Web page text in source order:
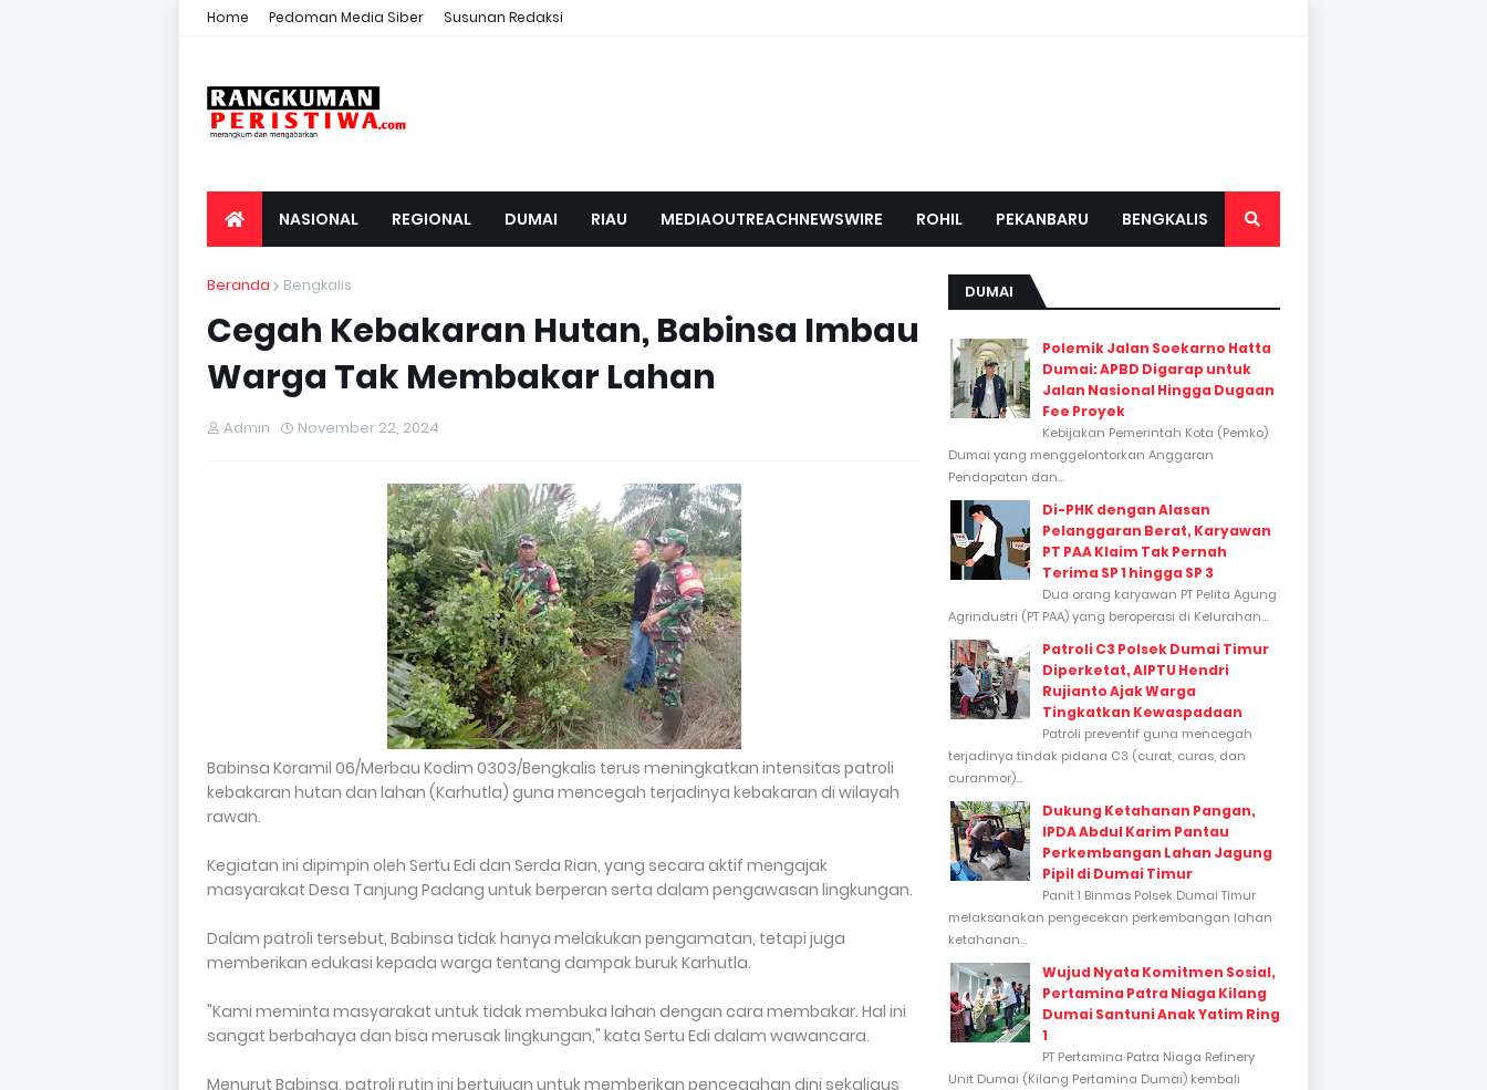
Home Pedoman Media Siber Susunan Redaksi
NASIONAL REGIONAL DUMAI RIAU MEDIAOUTREACHNEWSWIRE ROHIL PEKANBARU BENGKALIS
Beranda Bengkalis
Cegah Kebakaran Hutan, Babinsa Imbau
Warga Tak Membakar Lahan
Admin November 22, 2024
Babinsa Koramil 06/Merbau Kodim 0303/Bengkalis terus meningkatkan intensitas patroli
kebakaran hutan dan lahan (Karhutla) guna mencegah terjadinya kebakaran di wilayah
rawan.
Kegiatan ini dipimpin oleh Sertu Edi dan Serda Rian, yang secara aktif mengajak
masyarakat Desa Tanjung Padang untuk berperan serta dalam pengawasan lingkungan.
Dalam patroli tersebut, Babinsa tidak hanya melakukan pengamatan, tetapi juga
memberikan edukasi kepada warga tentang dampak buruk Karhutla.
"Kami meminta masyarakat untuk tidak membuka lahan dengan cara membakar. Hal ini
sangat berbahaya dan bisa merusak lingkungan," kata Sertu Edi dalam wawancara.
Menurut Babinsa, patroli rutin ini bertujuan untuk memberikan pencegahan dini sekaligus
DUMAI
Polemik Jalan Soekarno Hatta
Dumai: APBD Digarap untuk
Jalan Nasional Hingga Dugaan
Fee Proyek
Kebijakan Pemerintah Kota (Pemko)
Dumai yang menggelontorkan Anggaran
Pendapatan dan...
Di-PHK dengan Alasan
Pelanggaran Berat, Karyawan
PT PAA Klaim Tak Pernah
Terima SP 1 hingga SP 3
Dua orang karyawan PT Pelita Agung
Agrindustri (PT PAA) yang beroperasi di Kelurahan...
Patroli C3 Polsek Dumai Timur
Diperketat, AIPTU Hendri
Rujianto Ajak Warga
Tingkatkan Kewaspadaan
Patroli preventif guna mencegah
terjadinya tindak pidana C3 (curat, curas, dan
curanmor)...
Dukung Ketahanan Pangan,
IPDA Abdul Karim Pantau
Perkembangan Lahan Jagung
Pipil di Dumai Timur
Panit 1 Binmas Polsek Dumai Timur
melaksanakan pengecekan perkembangan lahan
ketahanan...
Wujud Nyata Komitmen Sosial,
Pertamina Patra Niaga Kilang
Dumai Santuni Anak Yatim Ring
1
PT Pertamina Patra Niaga Refinery
Unit Dumai (Kilang Pertamina Dumai) kembali